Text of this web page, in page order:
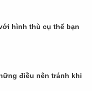
hình thù cụ thể bạn
điều nên tránh khi